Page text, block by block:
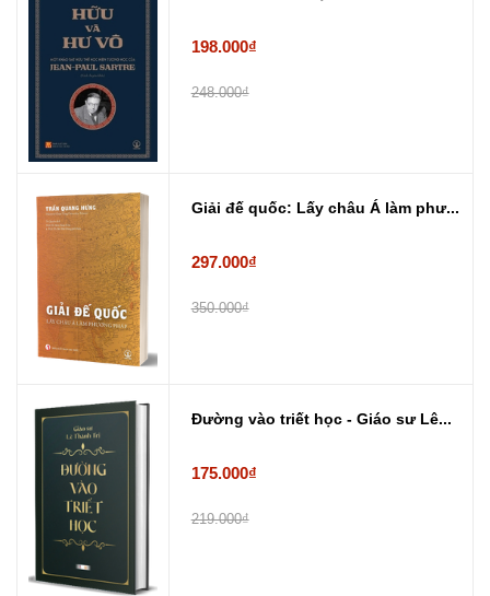
198.000₫
248.000₫
Giải đế quốc: Lấy châu Á làm phư...
297.000₫
350.000₫
Đường vào triết học - Giáo sư Lê...
175.000₫
219.000₫